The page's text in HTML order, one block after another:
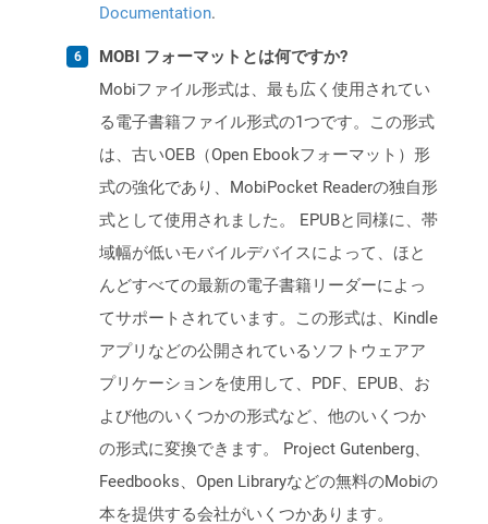
Documentation.
MOBI フォーマットとは何ですか?
Mobiファイル形式は、最も広く使用されてい
る電子書籍ファイル形式の1つです。この形式
は、古いOEB（Open Ebookフォーマット）形
式の強化であり、MobiPocket Readerの独自形
式として使用されました。 EPUBと同様に、帯
域幅が低いモバイルデバイスによって、ほと
んどすべての最新の電子書籍リーダーによっ
てサポートされています。この形式は、Kindle
アプリなどの公開されているソフトウェアア
プリケーションを使用して、PDF、EPUB、お
よび他のいくつかの形式など、他のいくつか
の形式に変換できます。 Project Gutenberg、
Feedbooks、Open Libraryなどの無料のMobiの
本を提供する会社がいくつかあります。